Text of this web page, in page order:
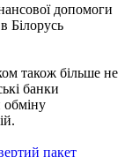
допомоги
Білорусь
також більше не
банки
обміну
пакет